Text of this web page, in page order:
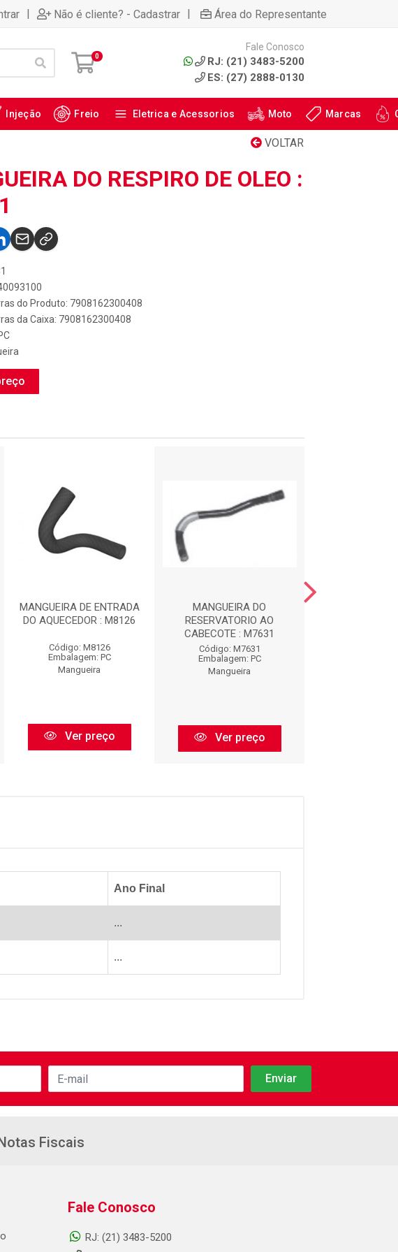
| Não é cliente? - Cadastrar | Área do Representante
0
Fale Conosco
RJ: (21) 3483-5200
ES: (27) 2888-0130
Injeção Freio Eletrica e Acessorios Moto Marcas
VOLTAR
DO RESPIRO DE OLEO :
do Produto: 7908162300408
da Caixa: 7908162300408
MANGUEIRA DE ENTRADA
DO AQUECEDOR : M8126
Código: M8126
Embalagem: PC
Mangueira
Ver preço
MANGUEIRA DO
RESERVATORIO AO
CABECOTE : M7631
Código: M7631
Embalagem: PC
Mangueira
Ver preço
Ano Final
...
...
Fiscais
Fale Conosco
RJ: (21) 3483-5200